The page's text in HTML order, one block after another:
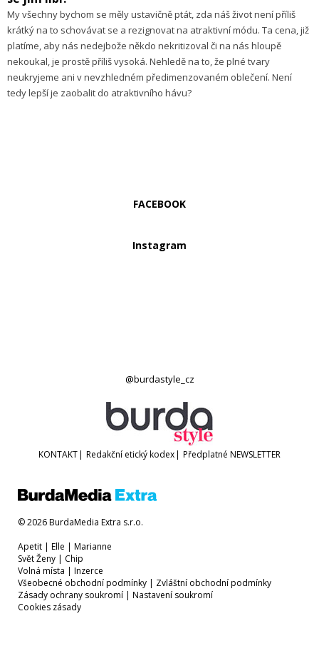
My všechny bychom se měly ustavičně ptát, zda náš život není příliš
krátký na to schovávat se a rezignovat na atraktivní módu. Ta cena, již
platíme, aby nás nedejbože někdo nekritizoval či na nás hloupě
nekoukal, je prostě příliš vysoká. Nehledě na to, že plné tvary
neukryjeme ani v nevzhledném předimenzovaném oblečení. Není
tedy lepší je zaobalit do atraktivního hávu?
FACEBOOK
Instagram
@burdastyle_cz
KONTAKT| Redakční etický kodex| Předplatné NEWSLETTER
© 2026 BurdaMedia Extra s.r.o.
Apetit | Elle | Marianne
Svět Ženy | Chip
Volná místa | Inzerce
Všeobecné obchodní podmínky | Zvláštní obchodní podmínky
Zásady ochrany soukromí | Nastavení soukromí
Cookies zásady